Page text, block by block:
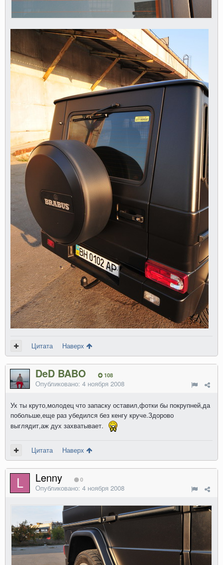
Цитата Наверх
DeD BABO 108
Опубликовано: 4 ноября 2008
Ух ты круто,молодец что запаску оставил,фотки бы покрупней,да
побольше,еще раз убедился без кенгу круче.Здорово
выглядит,аж дух захватывает.
Цитата Наверх
Lenny 0
Опубликовано: 4 ноября 2008